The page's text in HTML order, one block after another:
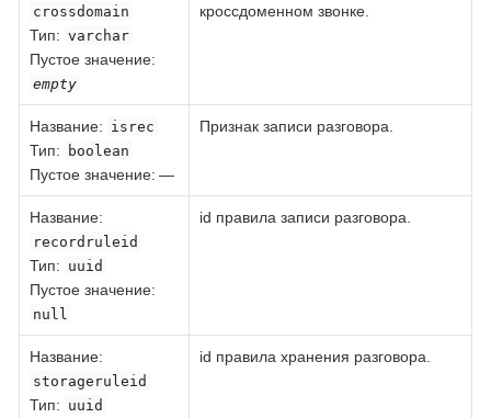
crossdomain
Тип: varchar
Пустое значение:
empty
кроссдоменном звонке.
Название: isrec
Тип: boolean
Пустое значение: —
Признак записи разговора.
Название:
recordruleid
Тип: uuid
Пустое значение:
null
id правила записи разговора.
Название:
storageruleid
Тип: uuid
id правила хранения разговора.